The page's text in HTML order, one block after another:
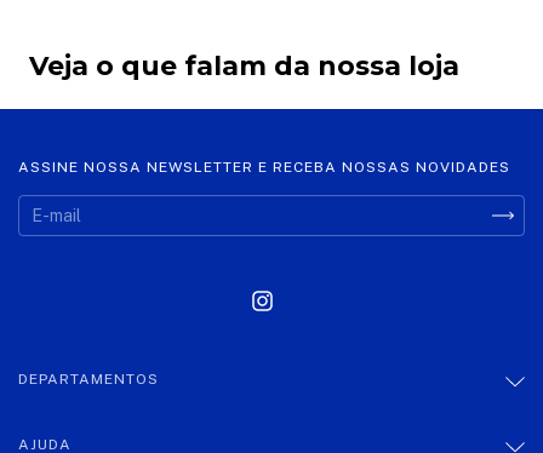
Veja o que falam da nossa loja
ASSINE NOSSA NEWSLETTER E RECEBA NOSSAS NOVIDADES
DEPARTAMENTOS
AJUDA